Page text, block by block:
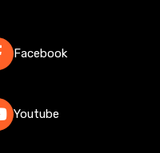
Facebook
Youtube